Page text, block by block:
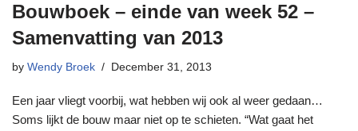
Bouwboek – einde van week 52 –
Samenvatting van 2013
by Wendy Broek December 31, 2013
Een jaar vliegt voorbij, wat hebben wij ook al weer gedaan…
Soms lijkt de bouw maar niet op te schieten. “Wat gaat het